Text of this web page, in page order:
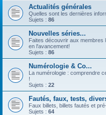
Actualités générales
Quelles sont les dernières
Sujets : 86
Nouvelles séries...
Faites découvrir aux
en l'avancement!
Sujets : 86
Numérologie & Co...
La numérologie : comprendre
!
Sujets : 22
Fautés, faux, tests,
Faux billets, billets fautés et
Sujets : 64